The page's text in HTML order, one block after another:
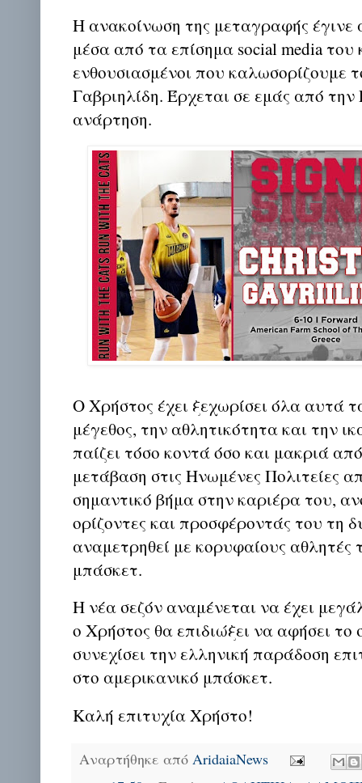
Η ανακοίνωση της μεταγραφής έγινε
μέσα από τα επίσημα social media του
ενθουσιασμένοι που καλωσορίζουμε
Γαβριηλίδη. Έρχεται σε εμάς από
ανάρτηση.
Ο Χρήστος έχει ξεχωρίσει όλα αυτά
μέγεθος, την αθλητικότητα και την
παίζει τόσο κοντά όσο και μακριά
μετάβαση στις Ηνωμένες Πολιτείες
σημαντικό βήμα στην καριέρα του,
ορίζοντες και προσφέροντάς του τη
αναμετρηθεί με κορυφαίους αθλητές
μπάσκετ.
Η νέα σεζόν αναμένεται να έχει
ο Χρήστος θα επιδιώξει να αφήσει το
συνεχίσει την ελληνική παράδοση
στο αμερικανικό μπάσκετ.
Καλή επιτυχία Χρήστο!
Αναρτήθηκε από AridaiaNews